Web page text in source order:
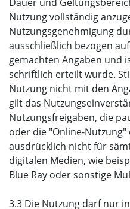
Nutzung vollständig
Nutzungsgenehmigung
ausschließlich bezogen
gemachten Angaben und
schriftlich erteilt wurde.
Nutzung nicht mit den
gilt das
Nutzungsfreigaben, die
oder die "Online-Nutzung"
ausdrücklich nicht für
digitalen Medien, wie
Blue Ray oder sonstige
3.3 Die Nutzung darf nur